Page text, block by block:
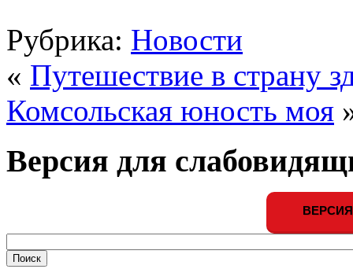
Рубрика: Новости
« Путешествие в страну
Комсольская юность моя
Версия для